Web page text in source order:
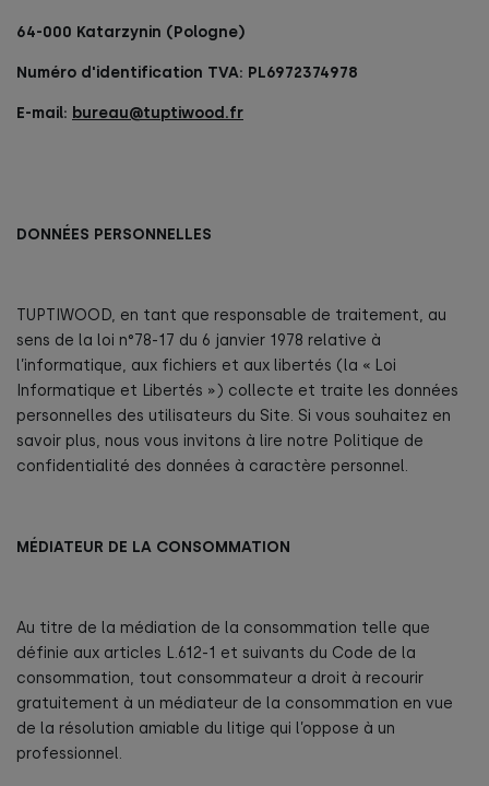
64-000 Katarzynin (Pologne)
Numéro d'identification TVA: PL6972374978
E-mail: bureau@tuptiwood.fr
DONNÉES PERSONNELLES
TUPTIWOOD, en tant que responsable de traitement, au
sens de la loi n°78-17 du 6 janvier 1978 relative à
l’informatique, aux fichiers et aux libertés (la « Loi
Informatique et Libertés ») collecte et traite les données
personnelles des utilisateurs du Site. Si vous souhaitez en
savoir plus, nous vous invitons à lire notre Politique de
confidentialité des données à caractère personnel.
MÉDIATEUR DE LA CONSOMMATION
Au titre de la médiation de la consommation telle que
définie aux articles L.612-1 et suivants du Code de la
consommation, tout consommateur a droit à recourir
gratuitement à un médiateur de la consommation en vue
de la résolution amiable du litige qui l’oppose à un
professionnel.